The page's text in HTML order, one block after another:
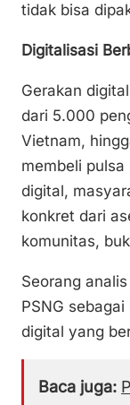
tidak bisa
Digitalisasi
Gerakan
dari 5.000
Vietnam,
membeli
digital,
konkret dari
komunitas,
Seorang
PSNG
digital yang
Baca juga: